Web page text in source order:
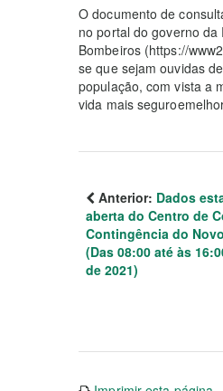
O documento de
no portal do governo
Bombeiros (https://
se que sejam ouvidas
população, com vista a
vida mais
Anterior: Dados
aberta do Centro de
Contingência do
(Das 08:00 até às
de 2021)